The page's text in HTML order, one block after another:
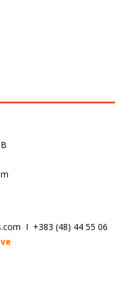
I +383 (48) 44 55 06